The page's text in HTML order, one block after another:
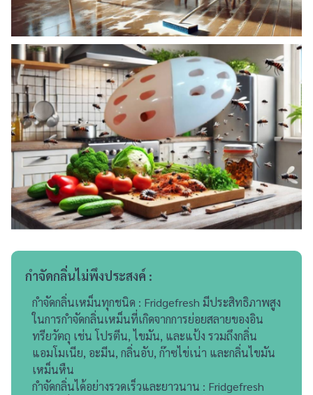
กำจัดกลิ่นไม่พึงประสงค์ :
กำจัดกลิ่นเหม็นทุกชนิด : Fridgefresh มีประสิทธิภาพสูง
ในการกำจัดกลิ่นเหม็นที่เกิดจากการย่อยสลายของอิน
ทรียวัตถุ เช่น โปรตีน, ไขมัน, และแป้ง รวมถึงกลิ่น
แอมโมเนีย, อะมีน, กลิ่นอับ, ก๊าซไข่เน่า และกลิ่นไขมัน
เหม็นหืน
กำจัดกลิ่นได้อย่างรวดเร็วและยาวนาน : Fridgefresh